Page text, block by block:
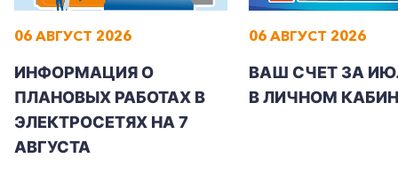
06 АВГУСТ 2026
ИНФОРМАЦИЯ О
ПЛАНОВЫХ РАБОТАХ В
ЭЛЕКТРОСЕТЯХ НА 7
АВГУСТА
06 АВГУСТ 2026
ВАШ СЧЕТ ЗА
В ЛИЧНОМ